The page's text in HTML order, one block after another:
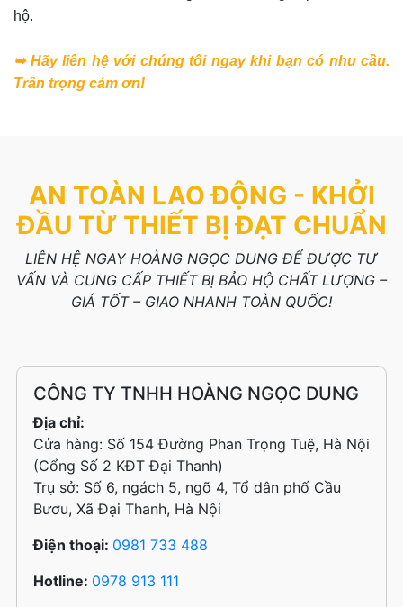
hộ.
➥ Hãy liên hệ với chúng tôi ngay khi bạn có nhu cầu.
Trân trọng cảm ơn!
AN TOÀN LAO ĐỘNG - KHỞI
ĐẦU TỪ THIẾT BỊ ĐẠT CHUẨN
LIÊN HỆ NGAY HOÀNG NGỌC DUNG ĐỂ ĐƯỢC TƯ
VẤN VÀ CUNG CẤP THIẾT BỊ BẢO HỘ CHẤT LƯỢNG –
GIÁ TỐT – GIAO NHANH TOÀN QUỐC!
CÔNG TY TNHH HOÀNG NGỌC DUNG
Địa chỉ:
Cửa hàng: Số 154 Đường Phan Trọng Tuệ, Hà Nội
(Cổng Số 2 KĐT Đại Thanh)
Trụ sở: Số 6, ngách 5, ngõ 4, Tổ dân phố Cầu
Bươu, Xã Đại Thanh, Hà Nội
Điện thoại: 0981 733 488
Hotline: 0978 913 111